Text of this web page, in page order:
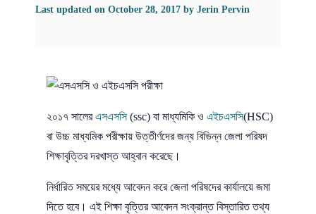
Last updated on October 28, 2017 by Jerin Pervin
২০১৭ সালেরএসএসসি(ssc) বা মাধ্যমিকি ও এইচএসসি(HSC)
বা উচ্চ মাধ্যমিক পরীক্ষায় উত্তীর্ণদের জন্য বিভিন্ন জেলা পরিষদ
শিক্ষাবৃত্তির দরখাস্ত আহ্বান করেছে।
নির্ধারিত সময়ের মধ্যে আবেদন করে জেলা পরিষদের কার্যালয়ে জমা
দিতে হবে। এই শিক্ষা বৃত্তির আবেদন সংক্রান্ত বিস্তারিত তথ্য